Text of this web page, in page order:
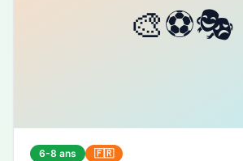
6-8 ans 🇫🇷